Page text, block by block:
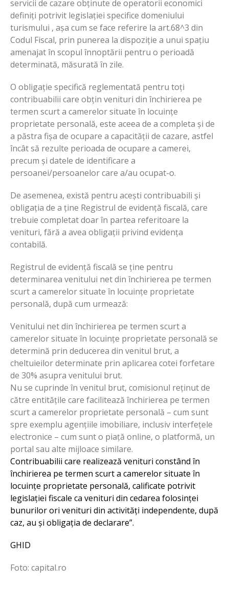
servicii de cazare obținute de operatorii economici
definiți potrivit legislației specifice domeniului
turismului , așa cum se face referire la art.68^3 din
Codul Fiscal, prin punerea la dispoziție a unui spațiu
amenajat în scopul înnoptării pentru o perioadă
determinată, măsurată în zile.
O obligație specifică reglementată pentru toți
contribuabilii care obțin venituri din închirierea pe
termen scurt a camerelor situate în locuințe
proprietate personală, este aceea de a completa și de
a păstra fișa de ocupare a capacității de cazare, astfel
încât să rezulte perioada de ocupare a camerei,
precum și datele de identificare a
persoanei/persoanelor care a/au ocupat-o.
De asemenea, există pentru acești contribuabili și
obligația de a ține Registrul de evidență fiscală, care
trebuie completat doar în partea referitoare la
venituri, fără a avea obligații privind evidența
contabilă.
Registrul de evidență fiscală se ține pentru
determinarea venitului net din închirierea pe termen
scurt a camerelor situate în locuințe proprietate
personală, după cum urmează:
Venitului net din închirierea pe termen scurt a
camerelor situate în locuințe proprietate personală se
determină prin deducerea din venitul brut, a
cheltuieilor determinate prin aplicarea cotei forfetare
de 30% asupra venitului brut.
Nu se cuprinde în venitul brut, comisionul reținut de
către entitățile care facilitează închirierea pe termen
scurt a camerelor proprietate personală – cum sunt
spre exemplu agențiile imobiliare, inclusiv interfețele
electronice – cum sunt o piață online, o platformă, un
portal sau alte mijloace similare.
Contribuabilii care realizează venituri constând în
închirierea pe termen scurt a camerelor situate în
locuințe proprietate personală, calificate potrivit
legislației fiscale ca venituri din cedarea folosinței
bunurilor ori venituri din activități independente, după
caz, au și obligația de declarare”.
GHID
Foto: capital.ro